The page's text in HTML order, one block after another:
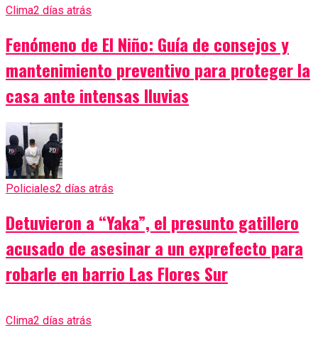
Clima2 días atrás
Fenómeno de El Niño: Guía de consejos y
mantenimiento preventivo para proteger la
casa ante intensas lluvias
Policiales2 días atrás
Detuvieron a “Yaka”, el presunto gatillero
acusado de asesinar a un exprefecto para
robarle en barrio Las Flores Sur
Clima2 días atrás